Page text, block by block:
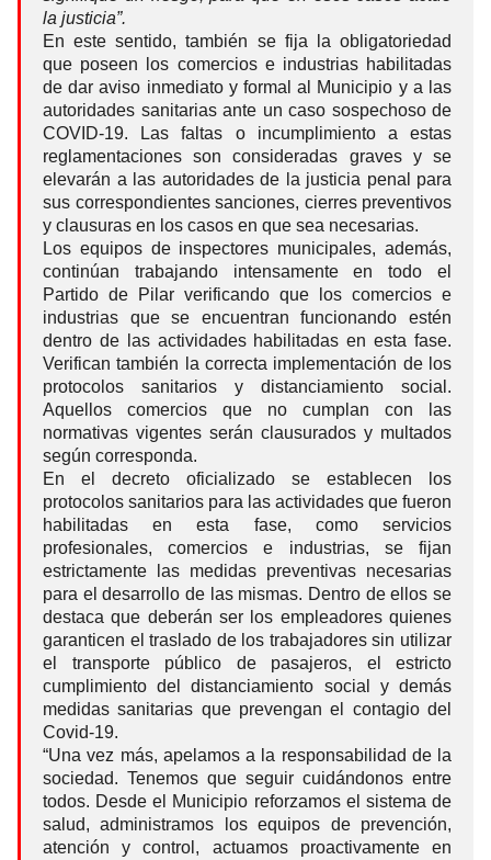
la justicia”.
En este sentido, también se fija la obligatoriedad
que poseen los comercios e industrias habilitadas
de dar aviso inmediato y formal al Municipio y a las
autoridades sanitarias ante un caso sospechoso de
COVID-19. Las faltas o incumplimiento a estas
reglamentaciones son consideradas graves y se
elevarán a las autoridades de la justicia penal para
sus correspondientes sanciones, cierres preventivos
y clausuras en los casos en que sea necesarias.
Los equipos de inspectores municipales, además,
continúan trabajando intensamente en todo el
Partido de Pilar verificando que los comercios e
industrias que se encuentran funcionando estén
dentro de las actividades habilitadas en esta fase.
Verifican también la correcta implementación de los
protocolos sanitarios y distanciamiento social.
Aquellos comercios que no cumplan con las
normativas vigentes serán clausurados y multados
según corresponda.
En el decreto oficializado se establecen los
protocolos sanitarios para las actividades que fueron
habilitadas en esta fase, como servicios
profesionales, comercios e industrias, se fijan
estrictamente las medidas preventivas necesarias
para el desarrollo de las mismas. Dentro de ellos se
destaca que deberán ser los empleadores quienes
garanticen el traslado de los trabajadores sin utilizar
el transporte público de pasajeros, el estricto
cumplimiento del distanciamiento social y demás
medidas sanitarias que prevengan el contagio del
Covid-19.
“Una vez más, apelamos a la responsabilidad de la
sociedad. Tenemos que seguir cuidándonos entre
todos. Desde el Municipio reforzamos el sistema de
salud, administramos los equipos de prevención,
atención y control, actuamos proactivamente en